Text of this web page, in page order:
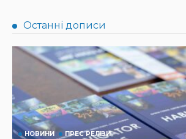
НОВИНИ ПРЕС РЕЛІЗИ
Синергія влади та служб: яка